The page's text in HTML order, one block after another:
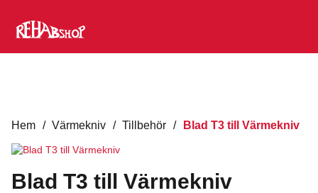
Hem / Värmekniv / Tillbehör / Blad T3 till Värmekniv
Blad T3 till Värmekniv